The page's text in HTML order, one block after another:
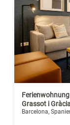
Grassot i
Barcelona,